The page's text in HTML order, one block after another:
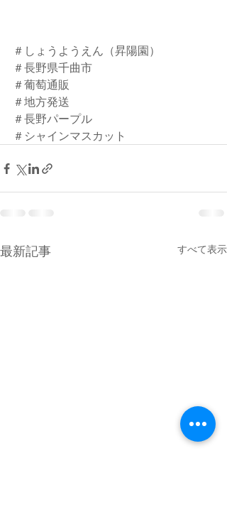
＃しょうようえん（昇陽園）
＃長野県千曲市
＃葡萄通販
＃地方発送
＃長野パープル
＃シャインマスカット
最新記事 すべて表示